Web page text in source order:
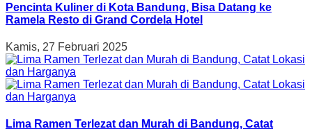
Pencinta Kuliner di Kota Bandung, Bisa Datang ke
Ramela Resto di Grand Cordela Hotel
Kamis, 27 Februari 2025
Lima Ramen Terlezat dan Murah di Bandung, Catat